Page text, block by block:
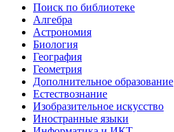
Поиск по библиотеке
Алгебра
Астрономия
Биология
География
Геометрия
Дополнительное образование
Естествознание
Изобразительное искусство
Иностранные языки